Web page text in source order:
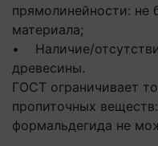
прямолинейности: не
материала;
• Наличие/
древесины.
ГОСТ ограничивает
пропиточных
формальдегида не